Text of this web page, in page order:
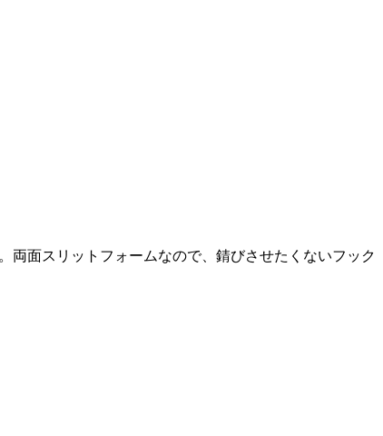
両面スリットフォームなので、錆びさせたくないフック